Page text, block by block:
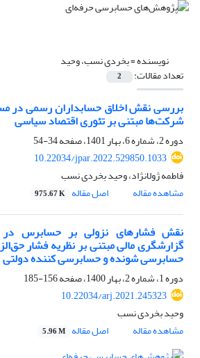
نویسنده =بخردی نسب، وحید
تعداد مقالات: 2
بررسی نقش اخلاق حسابداران رسمی در
شرکت‌ها مبتنی بر تئوری اقتصاد سیاسی
دوره 2، شماره 6، بهار 1401، صفحه
34-54
10.22034/jpar.2022.529850.1033
فاطمه ژولانژاد، وحید بخردی نسب
مشاهده مقاله
اصل مقاله 975.67 K
نقش فشارهای نزولی بر حسابرس در
گزارشگری مالی مبتنی بر نظریه فشار
حسابرسی شونده و حسابرسی کننده دولتی
دوره 1، شماره 2، بهار 1400، صفحه
156-185
10.22034/arj.2021.245323
وحید بخردی نسب
مشاهده مقاله
اصل مقاله 5.96 M